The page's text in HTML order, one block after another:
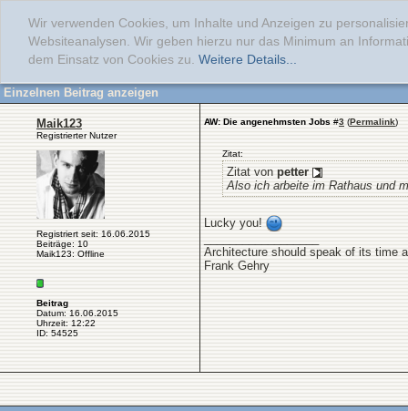
Wir verwenden Cookies, um Inhalte und Anzeigen zu
Websiteanalysen. Wir geben hierzu nur das Minimum an
dem Einsatz von Cookies zu. Weitere Details...
Einzelnen Beitrag anzeigen
Maik123
Registrierter Nutzer
Registriert seit: 16.06.2015
Beiträge: 10
Maik123: Offline
Beitrag
Datum: 16.06.2015
Uhrzeit: 12:22
ID: 54525
AW: Die angenehmsten Jobs #3 (Permalink)
Zitat:
Zitat von petter
Also ich arbeite im Rathaus und
Lucky you!
Architecture should speak of its time
Frank Gehry